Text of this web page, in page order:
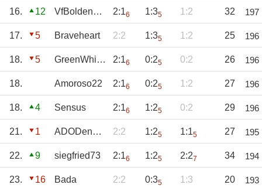
16. 12 VfBoldenburg 2:16 1:35 1:2 32 197
17. 5 Braveheart 2:2 1:35 1:2 25 196
18. 5 GreenWhitePower 2:16 0:25 0:2 26 196
18. Amoroso22 2:16 0:25 1:2 27 196
18. 4 Sensus 2:16 1:25 0:2 29 196
21. 1 ADODenHans 2:2 1:25 1:15 27 195
22. 9 siegfried73 2:16 1:25 2:27 34 194
23. 16 Bada 2:2 0:35 1:3 20 193